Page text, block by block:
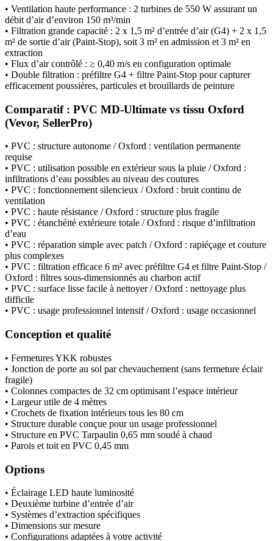
• Ventilation haute performance : 2 turbines de 550 W assurant un
débit d’air d’environ 150 m³/min
• Filtration grande capacité : 2 x 1,5 m² d’entrée d’air (G4) + 2 x 1,5
m² de sortie d’air (Paint-Stop), soit 3 m² en admission et 3 m² en
extraction
• Flux d’air contrôlé : ≥ 0,40 m/s en configuration optimale
• Double filtration : préfiltre G4 + filtre Paint-Stop pour capturer
efficacement poussières, particules et brouillards de peinture
Comparatif : PVC MD-Ultimate vs tissu Oxford
(Vevor, SellerPro)
• PVC : structure autonome / Oxford : ventilation permanente
requise
• PVC : utilisation possible en extérieur sous la pluie / Oxford :
infiltrations d’eau possibles au niveau des coutures
• PVC : fonctionnement silencieux / Oxford : bruit continu de
ventilation
• PVC : haute résistance / Oxford : structure plus fragile
• PVC : étanchéité extérieure totale / Oxford : risque d’infiltration
d’eau
• PVC : réparation simple avec patch / Oxford : rapiéçage et couture
plus complexes
• PVC : filtration efficace 6 m² avec préfiltre G4 et filtre Paint-Stop /
Oxford : filtres sous-dimensionnés au charbon actif
• PVC : surface lisse facile à nettoyer / Oxford : nettoyage plus
difficile
• PVC : usage professionnel intensif / Oxford : usage occasionnel
Conception et qualité
• Fermetures YKK robustes
• Jonction de porte au sol par chevauchement (sans fermeture éclair
fragile)
• Colonnes compactes de 32 cm optimisant l’espace intérieur
• Largeur utile de 4 mètres
• Crochets de fixation intérieurs tous les 80 cm
• Structure durable conçue pour un usage professionnel
• Structure en PVC Tarpaulin 0,65 mm soudé à chaud
• Parois et toit en PVC 0,45 mm
Options
• Éclairage LED haute luminosité
• Deuxième turbine d’entrée d’air
• Systèmes d’extraction spécifiques
• Dimensions sur mesure
• Configurations adaptées à votre activité